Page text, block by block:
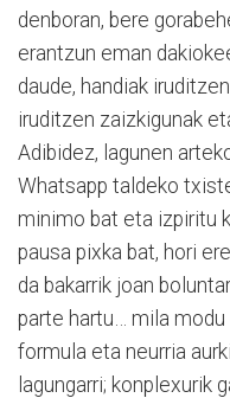
denboran, bere
erantzun eman
daude, handiak
iruditzen zaizkigunak
Adibidez, lagunen
Whatsapp taldeko
minimo bat eta izpiritu
pausa pixka bat, hori
da bakarrik joan
parte hartu… mila
formula eta neurria
lagungarri; konplexurik